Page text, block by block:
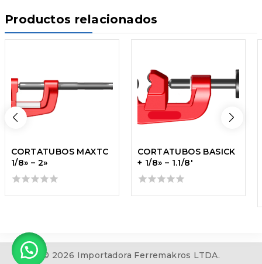
Productos relacionados
CORTATUBOS MAXTC
1/8» – 2»
0
CORTATUBOS BASICK
+ 1/8» – 1.1/8′
0
© 2026 Importadora Ferremakros LTDA.